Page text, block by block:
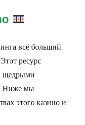
всё больший
ресурс
щедрыми
Ниже мы
этого казино и